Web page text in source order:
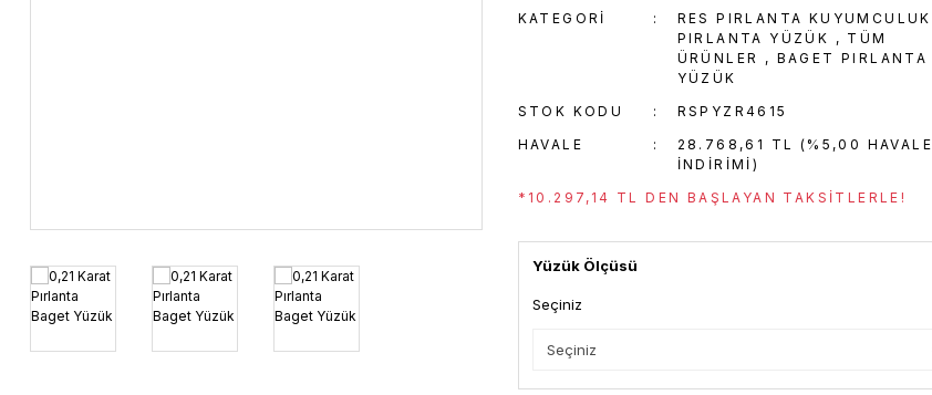
KATEGORI RES PIRLANTA KUYUMCULUK
PIRLANTA YÜZÜK , TÜM
ÜRÜNLER
, BAGET PIRLANTA
YÜZÜK
STOK KODU
RSPYZR4615
HAVALE
28.768,61 TL (%5,00 HAVALE
INDIRIMI)
*10.297,14 TL DEN BAŞLAYAN TAKSITLERLE!
Yüzük Ölçüsü
Seçiniz